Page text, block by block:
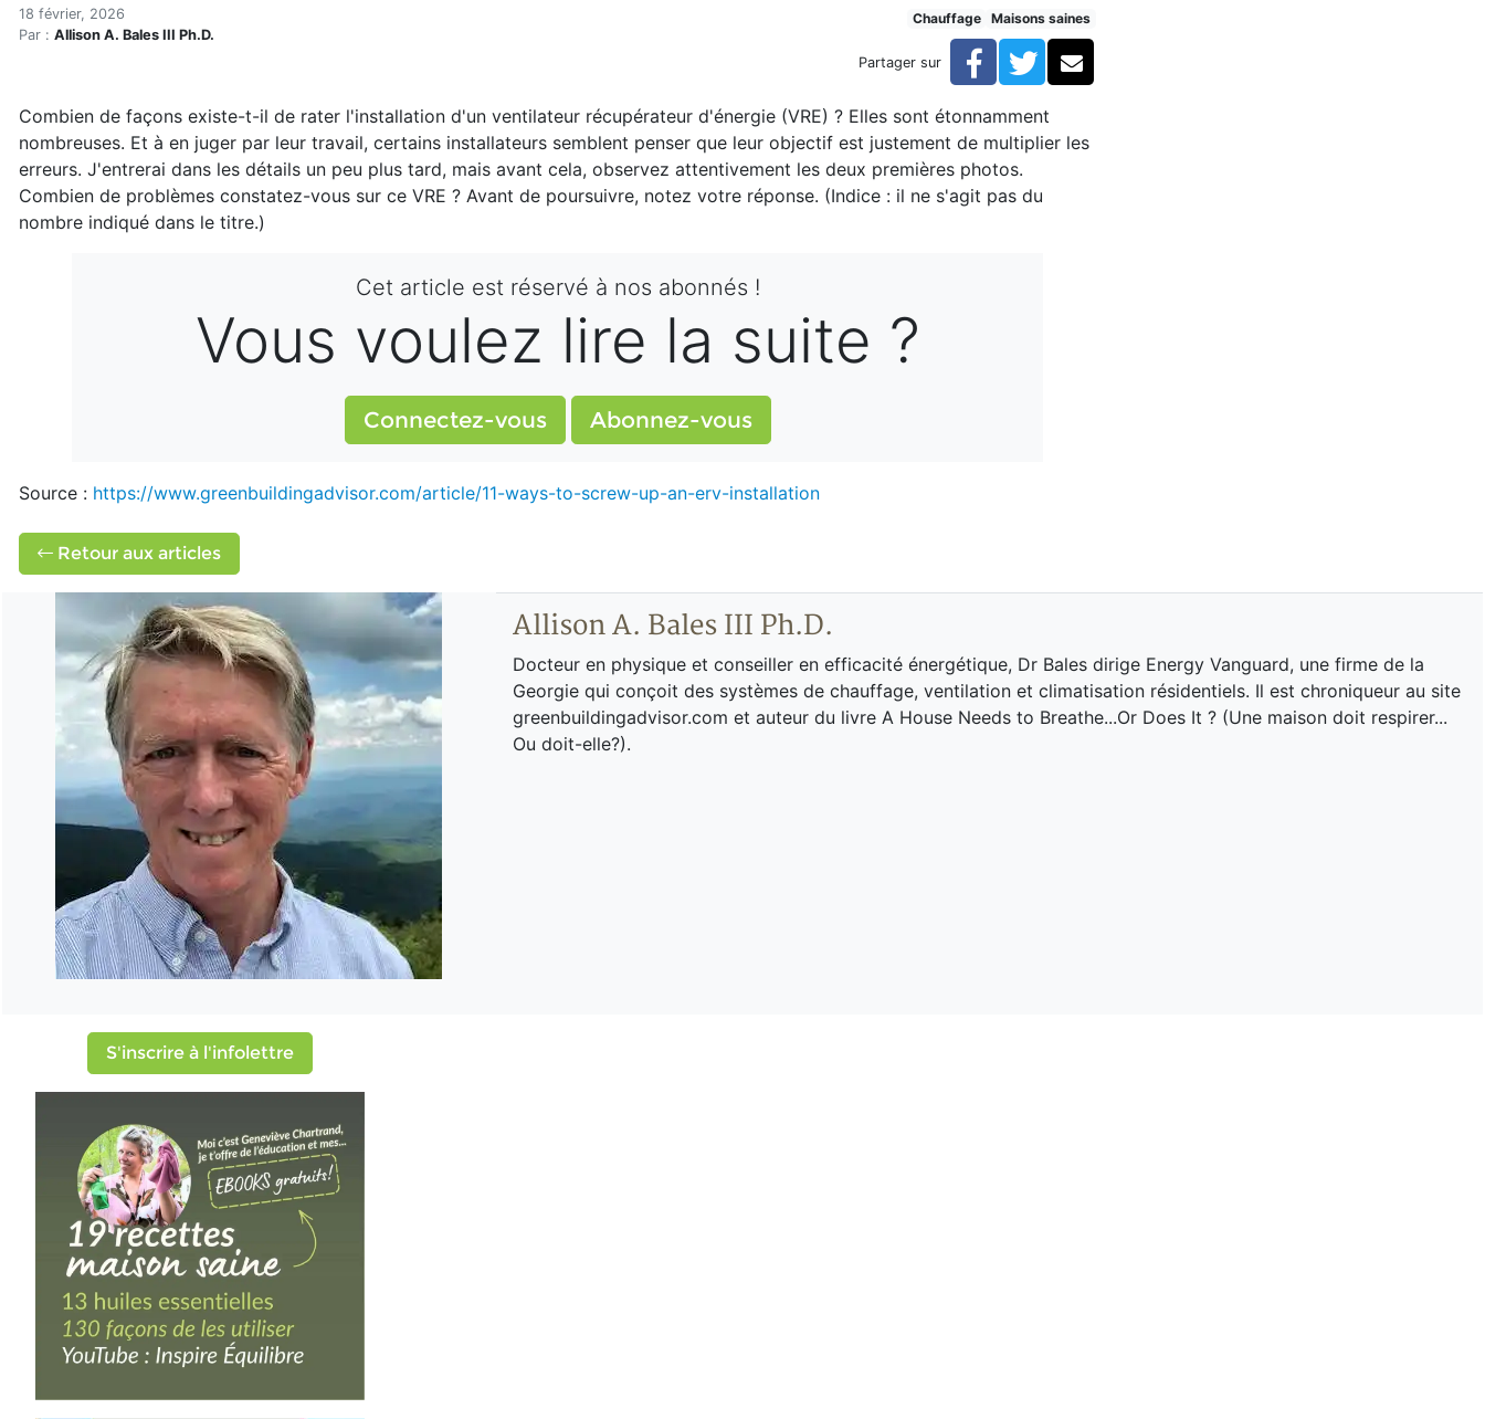
Accueil
Articles
Onze façons de rater l'installation d'un échangeur d'air (réservé)
Onze façons de rater l'installation d'un échangeur d'air (réservé)
18 février, 2026
Par : Allison A. Bales III Ph.D.
Chauffage Maisons saines
Partager sur Facebook
TwitterCourriel
Combien de façons existe-t-il de rater l'installation d'un ventilateur récupérateur d'énergie (VRE) ? Elles sont étonnamment
nombreuses. Et à en juger par leur travail, certains installateurs semblent penser que leur objectif est justement de multiplier les
erreurs. J'entrerai dans les détails un peu plus tard, mais avant cela, observez attentivement les deux premières photos.
Combien de problèmes constatez-vous sur ce VRE ? Avant de poursuivre, notez votre réponse. (Indice : il ne s'agit pas du
nombre indiqué dans le titre.)
Cet article est réservé à nos abonnés !
Vous voulez lire la suite ?
Connectez-vous Abonnez-vous
Source : https://www.greenbuildingadvisor.com/article/11-ways-to-screw-up-an-erv-installation
Retour aux articles
Allison A. Bales III Ph.D.
Docteur en physique et conseiller en efficacité énergétique, Dr Bales dirige Energy Vanguard, une firme de la
Georgie qui conçoit des systèmes de chauffage, ventilation et climatisation résidentiels. Il est chroniqueur au site
greenbuildingadvisor.com et auteur du livre A House Needs to Breathe...Or Does It ? (Une maison doit respirer...
Ou doit-elle?).
S'inscrire à l'infolettre